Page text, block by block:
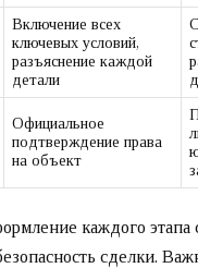
Включение всех
ключевых условий,
разъяснение каждой
детали
Официальное
подтверждение права
на объект
каждого этапа
сделки.